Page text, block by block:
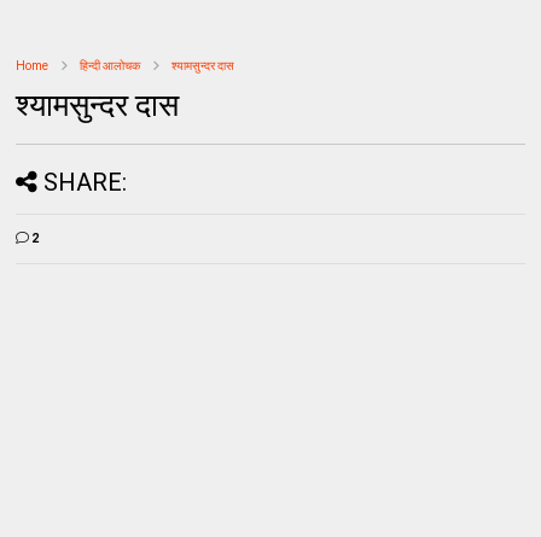
Home हिन्दी आलोचक श्यामसुन्दर दास
श्यामसुन्दर दास
SHARE:
2